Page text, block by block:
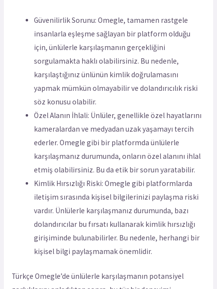
Güvenilirlik Sorunu: Omegle, tamamen rastgele
insanlarla eşleşme sağlayan bir platform olduğu
için, ünlülerle karşılaşmanın gerçekliğini
sorgulamakta haklı olabilirsiniz. Bu nedenle,
karşılaştığınız ünlünün kimlik doğrulamasını
yapmak mümkün olmayabilir ve dolandırıcılık riski
söz konusu olabilir.
Özel Alanın İhlali: Ünlüler, genellikle özel hayatlarını
kameralardan ve medyadan uzak yaşamayı tercih
ederler. Omegle gibi bir platformda ünlülerle
karşılaşmanız durumunda, onların özel alanını ihlal
etmiş olabilirsiniz. Bu da etik bir sorun yaratabilir.
Kimlik Hırsızlığı Riski: Omegle gibi platformlarda
iletişim sırasında kişisel bilgilerinizi paylaşma riski
vardır. Ünlülerle karşılaşmanız durumunda, bazı
dolandırıcılar bu fırsatı kullanarak kimlik hırsızlığı
girişiminde bulunabilirler. Bu nedenle, herhangi bir
kişisel bilgi paylaşmamak önemlidir.
Türkçe Omegle’de ünlülerle karşılaşmanın potansiyel